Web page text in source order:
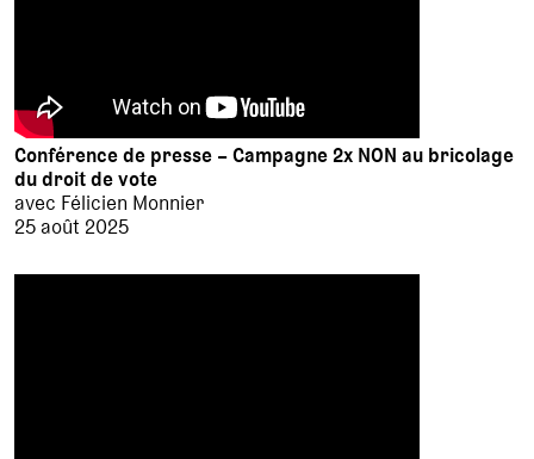
Conférence de presse – Campagne 2x NON au bricolage
du droit de vote
avec Félicien Monnier
25 août 2025